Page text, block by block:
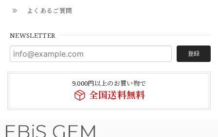
よくあるご質問
NEWSLETTER
登録
9,000円以上のお買い物で
全国送料無料